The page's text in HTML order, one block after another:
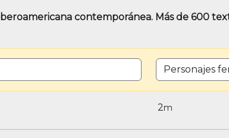
contemporánea. Más de 600
CANTIDAD DE
2m